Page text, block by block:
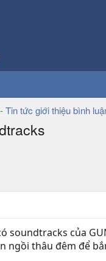
Tin tức giới thiệu bình
soundtracks của
ngồi thâu đêm để